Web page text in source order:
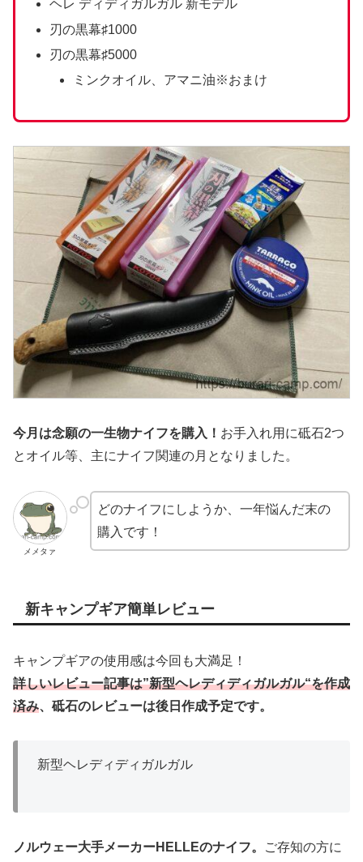
ヘレ ディディガルガル 新モデル
刃の黒幕♯1000
刃の黒幕♯5000
ミンクオイル、アマニ油※おまけ
今月は念願の一生物ナイフを購入！ お手入れ用に砥石2つ
とオイル等、主にナイフ関連の月となりました。
メメタァ
どのナイフにしようか、一年悩んだ末の
購入です！
新キャンプギア簡単レビュー
キャンプギアの使用感は今回も大満足！
詳しいレビュー記事は”新型ヘレディディガルガル“を作成
済み、砥石のレビューは後日作成予定です。
新型ヘレディディガルガル
ノルウェー大手メーカーHELLEのナイフ。
ご存知の方に